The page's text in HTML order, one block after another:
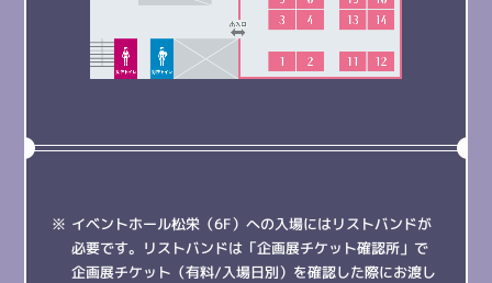
イベントホール松栄（6F）への入場にはリストバンドが
必要です。リストバンドは「企画展チケット確認所」で
企画展チケット（有料/入場日別）を確認した際にお渡し